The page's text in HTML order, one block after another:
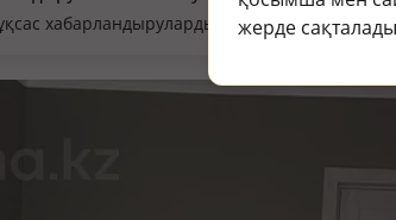
жерде сақталады
хабарландыруларды қараңыз: Пәтер